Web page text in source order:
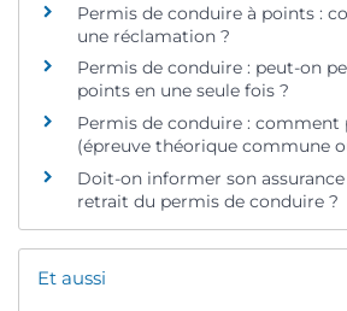
Permis de conduire à points :
une réclamation ?
Permis de conduire : peut-on
points en une seule fois ?
Permis de conduire : comment
(épreuve théorique commune
Doit-on informer son assurance
retrait du permis de conduire ?
Et aussi